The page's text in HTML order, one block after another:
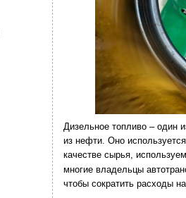
Дизельное топливо – один
из нефти. Оно
качестве сырья,
многие владельцы
чтобы сократить расходы